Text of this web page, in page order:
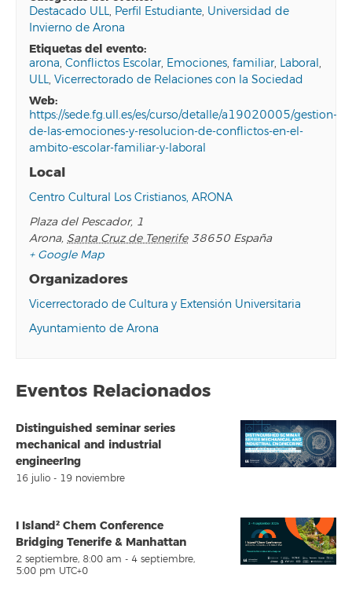
Destacado ULL, Perfil Estudiante, Universidad de
Invierno de Arona
etiquetas del evento:
arona,Conflictos Escolar, Emociones,familiar, Laboral,
ULL,Vicerrectorado de Relaciones con la Sociedad
web:
https://sede.fg.ull.es/es/curso/detalle/a19020005/gestion-
de-las-emociones-y-resolucion-de-conflictos-en-el-
ambito-escolar-familiar-y-laboral
Local
Centro Cultural Los Cristianos, ARONA
Plaza del Pescador, 1
Arona, Santa Cruz de Tenerife 38650 España
+ Google Map
Organizadores
Vicerrectorado de Cultura y Extensión Universitaria
Ayuntamiento de Arona
Eventos Relacionados
Distinguished seminar series
mechanical and industrial
engineerIng
16 julio - 19 noviembre
I Island² Chem Conference
Bridging Tenerife & Manhattan
2 septiembre, 8:00 am - 4 septiembre,
5:00 pm UTC+0